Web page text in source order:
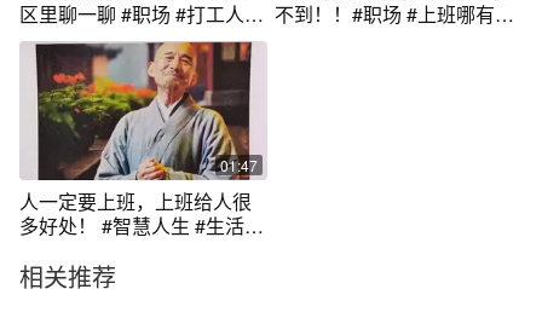
区里聊一聊 #职场 #打工人 #
内容过于真实
不到！！#职场 #上班哪有不
01:47
人一定要上班，上班给人很
多好处！ #智慧人生 #生活感
生忠告
相关推荐